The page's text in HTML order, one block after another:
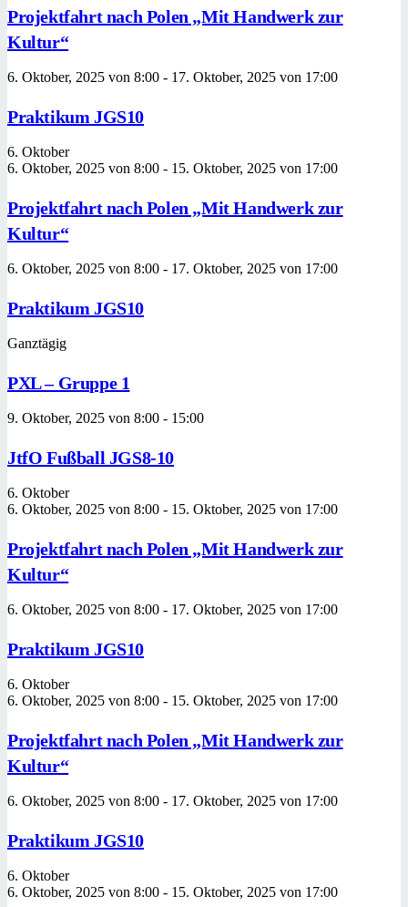
Projektfahrt nach Polen „Mit Handwerk zur
Kultur“
6. Oktober, 2025 von 8:00 - 17. Oktober, 2025 von 17:00
Praktikum JGS10
6. Oktober
6. Oktober, 2025 von 8:00 - 15. Oktober, 2025 von 17:00
Projektfahrt nach Polen „Mit Handwerk zur
Kultur“
6. Oktober, 2025 von 8:00 - 17. Oktober, 2025 von 17:00
Praktikum JGS10
Ganztägig
PXL – Gruppe 1
9. Oktober, 2025 von 8:00 - 15:00
JtfO Fußball JGS8-10
6. Oktober
6. Oktober, 2025 von 8:00 - 15. Oktober, 2025 von 17:00
Projektfahrt nach Polen „Mit Handwerk zur
Kultur“
6. Oktober, 2025 von 8:00 - 17. Oktober, 2025 von 17:00
Praktikum JGS10
6. Oktober
6. Oktober, 2025 von 8:00 - 15. Oktober, 2025 von 17:00
Projektfahrt nach Polen „Mit Handwerk zur
Kultur“
6. Oktober, 2025 von 8:00 - 17. Oktober, 2025 von 17:00
Praktikum JGS10
6. Oktober
6. Oktober, 2025 von 8:00 - 15. Oktober, 2025 von 17:00